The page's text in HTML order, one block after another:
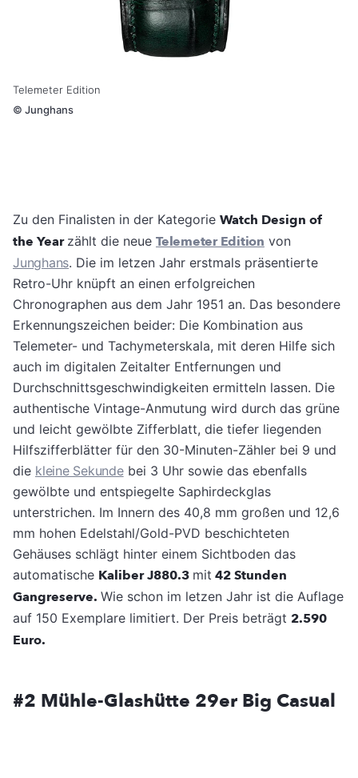
Telemeter Edition
© Junghans
Zu den Finalisten in der Kategorie Watch Design of
the Year zählt die neue Telemeter Edition von
Junghans. Die im letzen Jahr erstmals präsentierte
Retro-Uhr knüpft an einen erfolgreichen
Chronographen aus dem Jahr 1951 an. Das besondere
Erkennungszeichen beider: Die Kombination aus
Telemeter- und Tachymeterskala, mit deren Hilfe sich
auch im digitalen Zeitalter Entfernungen und
Durchschnittsgeschwindigkeiten ermitteln lassen. Die
authentische Vintage-Anmutung wird durch das grüne
und leicht gewölbte Zifferblatt, die tiefer liegenden
Hilfszifferblätter für den 30-Minuten-Zähler bei 9 und
die kleine Sekundebei 3 Uhr sowie das ebenfalls
gewölbte und entspiegelte Saphirdeckglas
unterstrichen. Im Innern des 40,8 mm großen und 12,6
mm hohen Edelstahl/Gold-PVD beschichteten
Gehäuses schlägt hinter einem Sichtboden das
automatische Kaliber J880.3 mit 42 Stunden
Gangreserve. Wie schon im letzen Jahr ist die Auflage
auf 150 Exemplare limitiert. Der Preis beträgt 2.590
Euro.
#2 Mühle-Glashütte 29er Big Casual